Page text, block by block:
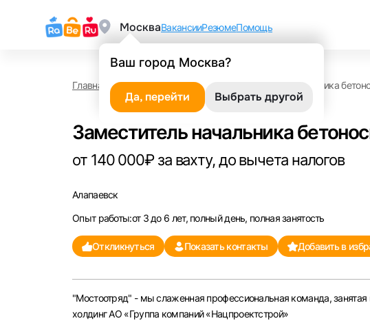
Москва
Ваш город Москва?
Да, перейти Выбрать другой
ВакансииРезюмеПомощь
Главная Работа в Алапаевске Заместитель начальника
Заместитель начальника
от 140 000₽ за вахту, до вычета налогов
Алапаевск
Опыт работы:от 3 до 6 лет, полный день, полная занятость
Откликнуться Показать контакты Добавить в
"Мостоотряд" - мы слаженная профессиональная команда,
холдинг АО «Группа компаний «Нацпроектстрой»